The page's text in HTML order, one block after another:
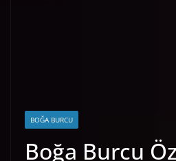
BOĞA BURCU
Boğa Burcu